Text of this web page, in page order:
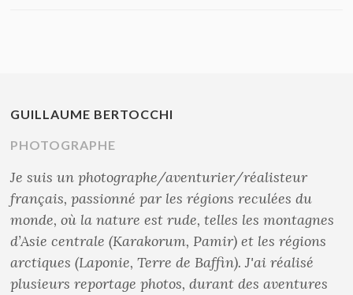
GUILLAUME BERTOCCHI
PHOTOGRAPHE
Je suis un photographe/aventurier/réalisteur
français, passionné par les régions reculées du
monde, où la nature est rude, telles les montagnes
d’Asie centrale (Karakorum, Pamir) et les régions
arctiques (Laponie, Terre de Baffin). J'ai réalisé
plusieurs reportage photos, durant des aventures